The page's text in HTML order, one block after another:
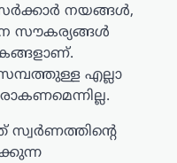
സർക്കാർ നയങ്ങൾ,
സൗകര്യങ്ങൾ
എല്ലാ